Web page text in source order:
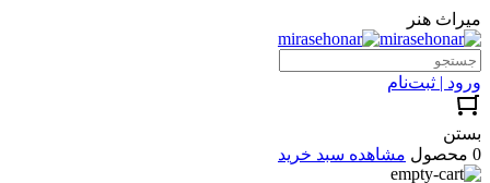
میراث هنر
ورود | ثبت‌نام
بستن
0 محصول
مشاهده سبد خرید